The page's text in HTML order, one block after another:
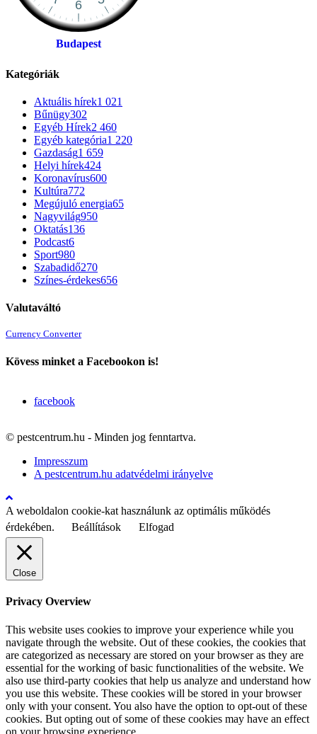
Budapest
Kategóriák
Aktuális hírek1 021
Bűnügy302
Egyéb Hírek2 460
Egyéb kategória1 220
Gazdaság1 659
Helyi hírek424
Koronavírus600
Kultúra772
Megújuló energia65
Nagyvilág950
Oktatás136
Podcast6
Sport980
Szabadidő270
Színes-érdekes656
Valutaváltó
Currency Converter
Kövess minket a Facebookon is!
facebook
© pestcentrum.hu - Minden jog fenntartva.
Impresszum
A pestcentrum.hu adatvédelmi irányelve
A weboldalon cookie-kat használunk az optimális működés
érdekében.
Beállítások Elfogad
Close
Privacy Overview
This website uses cookies to improve your experience while you
navigate through the website. Out of these cookies, the cookies that
are categorized as necessary are stored on your browser as they are
essential for the working of basic functionalities of the website. We
also use third-party cookies that help us analyze and understand how
you use this website. These cookies will be stored in your browser
only with your consent. You also have the option to opt-out of these
cookies. But opting out of some of these cookies may have an effect
on your browsing experience.